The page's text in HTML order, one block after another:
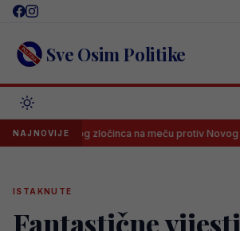
Skip
content Sve Osim Politike
NAJNOVIJE
ratnog zločinca na meču protiv Novog Pazara
ISTAKNUTE
Fantastične vijesti